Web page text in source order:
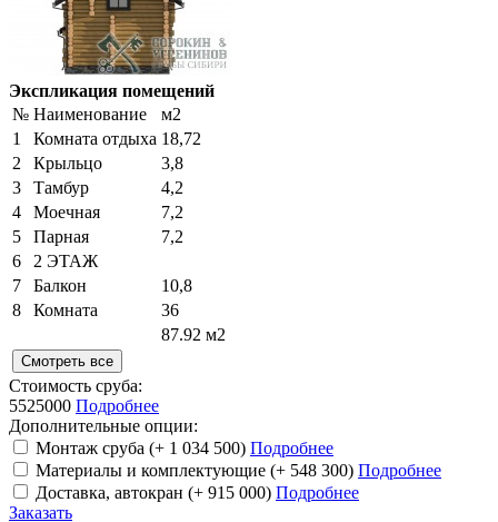
Экспликация помещений
№ Наименование
м2
1
Комната отдыха 18,72
2
Крыльцо
3,8
3
Тамбур
4,2
4
Моечная
7,2
5
Парная
7,2
6
2 ЭТАЖ
7
Балкон
10,8
8
Комната
36
87.92 м2
Смотреть все
Стоимость сруба:
5525000 Подробнее
Дополнительные опции:
Монтаж сруба (+ 1 034 500) Подробнее
Материалы и комплектующие (+ 548 300) Подробнее
Доставка, автокран (+ 915 000) Подробнее
Заказать